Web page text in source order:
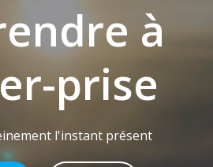
à
prise
l'instant présent